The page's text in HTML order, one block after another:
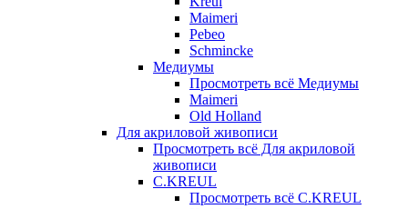
Maimeri
Pebeo
Schmincke
Медиумы
Просмотреть всё Медиумы
Maimeri
Old Holland
Для акриловой живописи
Просмотреть всё Для акриловой
живописи
C.KREUL
Просмотреть всё C.KREUL